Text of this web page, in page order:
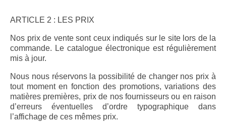
ARTICLE 2 : LES PRIX
Nos prix de vente sont ceux indiqués sur le site lors de la
commande. Le catalogue électronique est régulièrement
mis à jour.
Nous nous réservons la possibilité de changer nos prix à
tout moment en fonction des promotions, variations des
matières premières, prix de nos fournisseurs ou en raison
d’erreurs éventuelles d’ordre typographique dans
l’affichage de ces mêmes prix.